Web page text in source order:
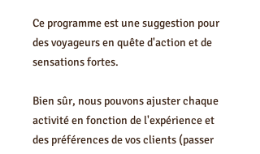
Ce programme est une suggestion pour
des voyageurs en quête d'action et de
sensations fortes.
Bien sûr, nous pouvons ajuster chaque
activité en fonction de l'expérience et
des préférences de vos clients (passer